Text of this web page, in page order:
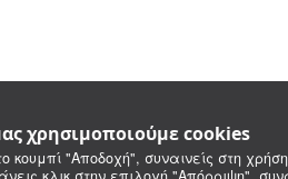
χρησιμοποιούμε cookies
κουμπί "Αποδοχή", συναινείς στη